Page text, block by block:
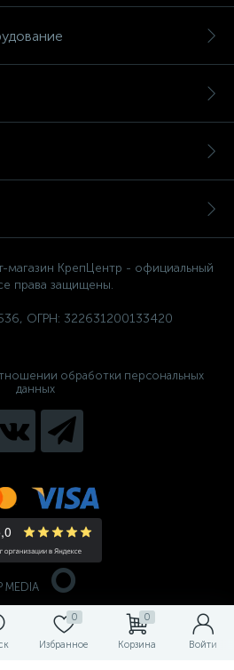
0
Избранное
0
Корзина Войти
КрепЦентр - официальный
права защищены.
ОГРН: 322631200133420
обработки персональных
данных
MEDIA